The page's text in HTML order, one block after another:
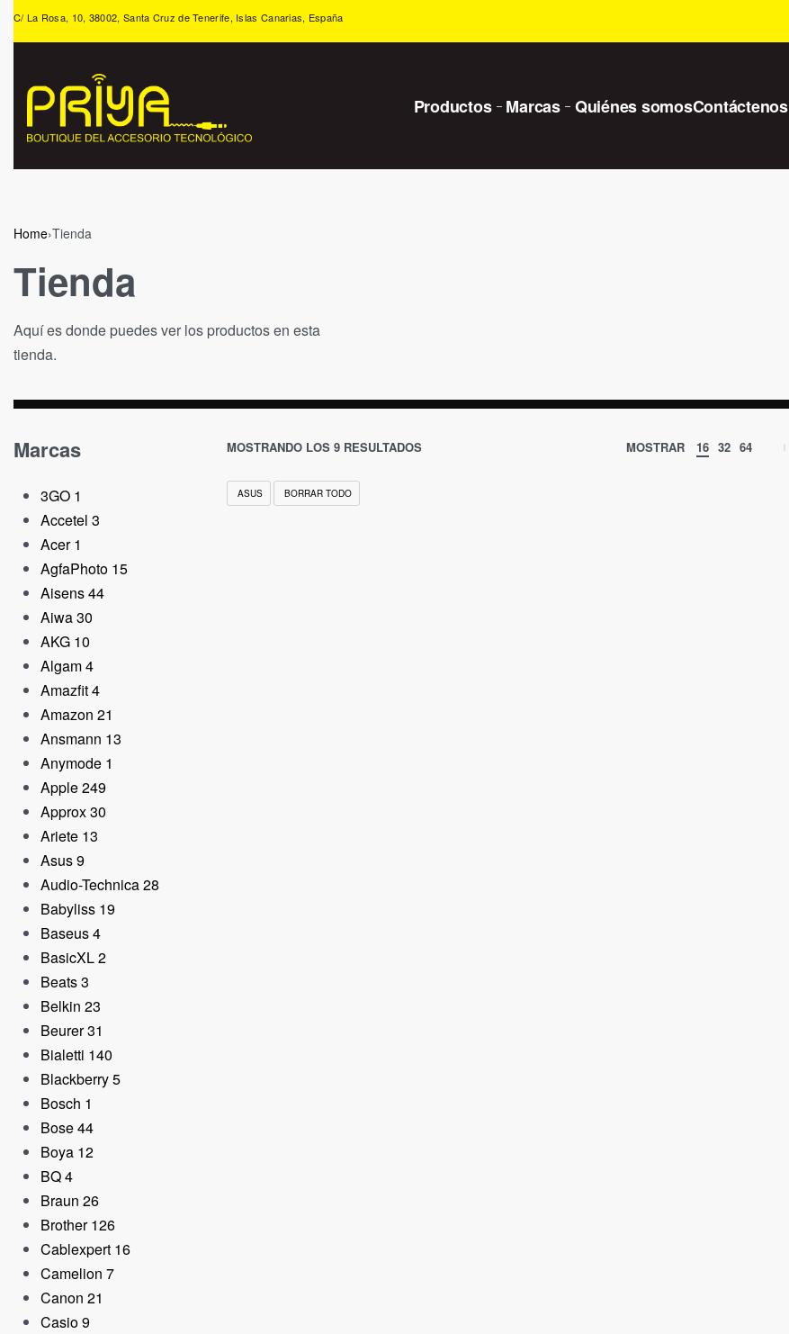
C/ La Rosa, 10, 38002, Santa Cruz de Tenerife, Islas Canarias, España
Productos Marcas Quiénes somosContáctenos
Home›Tienda
Tienda
Aquí es donde puedes ver los productos en esta
tienda.
Marcas
3GO 1
Accetel 3
Acer 1
AgfaPhoto 15
Aisens44
Aiwa30
AKG 10
Algam4
Amazfit4
Amazon 21
Ansmann 13
Anymode 1
Apple249
Approx30
Ariete 13
Asus9
Audio-Technica28
Babyliss 19
Baseus4
BasicXL2
Beats3
Belkin 23
Beurer31
Bialetti 140
Blackberry5
Bosch 1
Bose44
Boya 12
BQ4
Braun 26
Brother 126
Cablexpert 16
Camelion 7
Canon 21
Casio9
MOSTRANDO LOS 9 RESULTADOS MOSTRAR 16 32 64
ASUS BORRAR TODO